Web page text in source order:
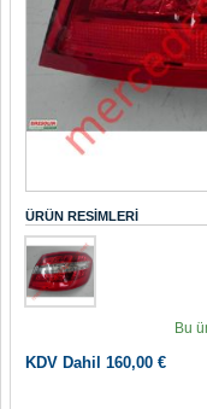
ÜRÜN RESIMLERI
Bu
KDV Dahil 160,00 €